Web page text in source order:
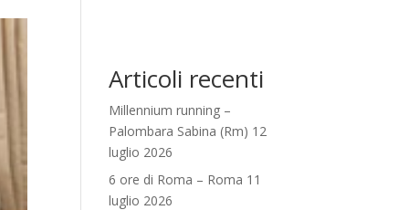
Articoli recenti
Millennium running –
Palombara Sabina (Rm) 12
luglio 2026
6 ore di Roma – Roma 11
luglio 2026